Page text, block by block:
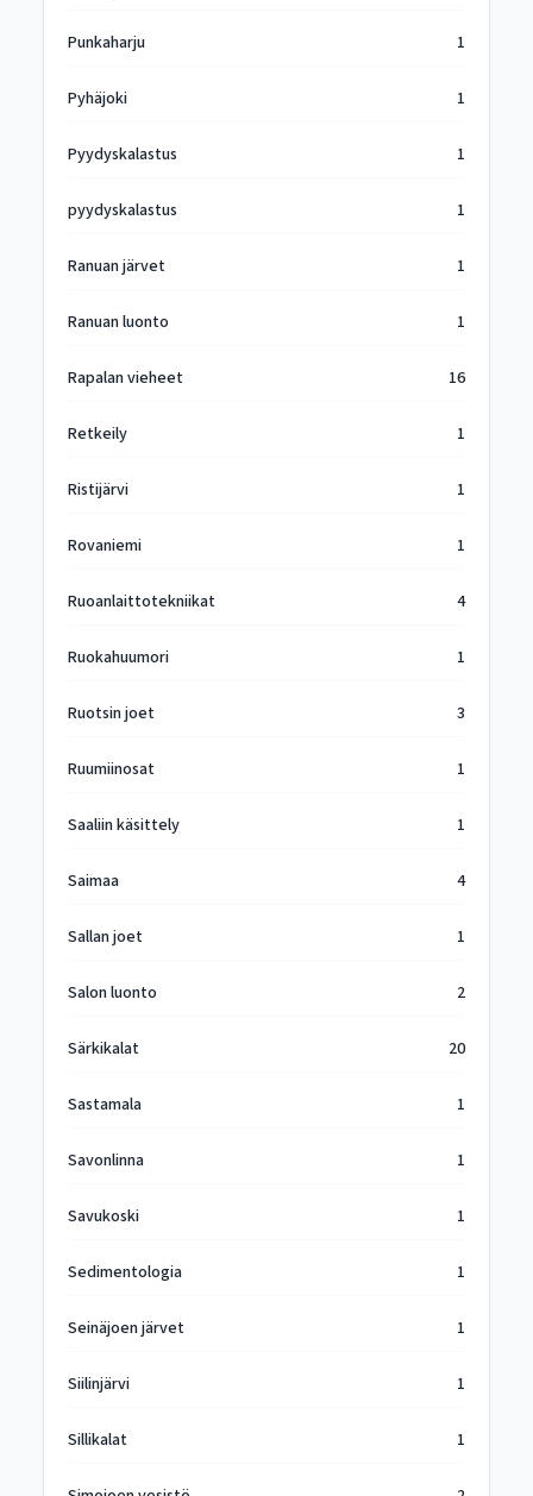
Punkaharju 1
Pyhäjoki 1
Pyydyskalastus 1
pyydyskalastus 1
Ranuan järvet 1
Ranuan luonto 1
Rapalan vieheet 16
Retkeily 1
Ristijärvi 1
Rovaniemi 1
Ruoanlaittotekniikat 4
Ruokahuumori 1
Ruotsin joet 3
Ruumiinosat 1
Saaliin käsittely 1
Saimaa 4
Sallan joet 1
Salon luonto 2
Särkikalat 20
Sastamala 1
Savonlinna 1
Savukoski 1
Sedimentologia 1
Seinäjoen järvet 1
Siilinjärvi 1
Sillikalat 1